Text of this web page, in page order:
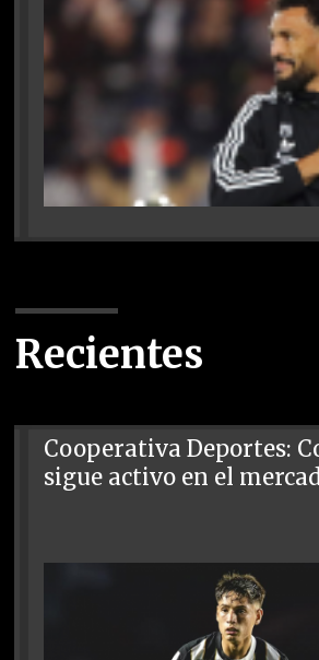
Recientes
Cooperativa Deportes:
sigue activo en el